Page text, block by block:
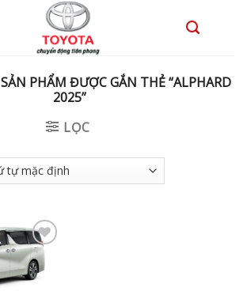
SẢN PHẨM ĐƯỢC GẮN THẺ “ALPHARD
2025”
LỌC